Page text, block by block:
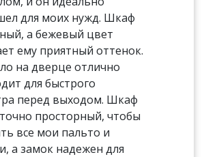
для моих нужд. Шкаф
а бежевый цвет
ему приятный оттенок.
на дверце отлично
для быстрого
перед выходом. Шкаф
просторный, чтобы
все мои пальто и
а замок надежен для